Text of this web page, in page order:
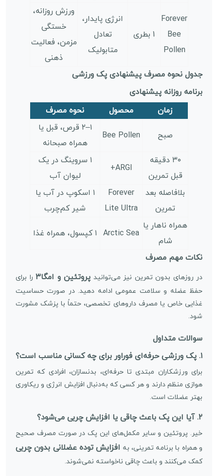
Forever
Bee
Pollen
1 بطری
انرژی پایدار،
تعادل
متابولیک
ورزش روزانه،
خستگی
مزمن، فعالیت
ذهنی
جدول نحوه مصرف پیشنهادی پک ورزشی
برنامه روزانه پیشنهادی
زمان
محصول نحوه مصرف
صبح Bee Pollen
۱–۲ قرص، قبل یا
همراه صبحانه
۳۰ دقیقه
قبل تمرین
ARGI+
۱ سروینگ در یک
لیوان آب
بلافاصله بعد
تمرین
Forever
Lite Ultra
۱ اسکوپ در آب یا
شیر کم‌چرب
همراه ناهار یا
شام
Arctic Sea ۱ کپسول، همراه غذا
نکات مهم مصرف
در روزهای بدون تمرین نیز می‌توانید پروتئین و امگا۳
را برای
حفظ عضله و سلامت عمومی ادامه دهید. در صورت حساسیت
غذایی خاص یا مصرف داروهای تخصصی، حتماً با پزشک مشورت
شود.
سوالات متداول
۱. پک ورزشی حرفه‌ای فوراور برای چه کسانی مناسب است؟
برای ورزشکاران مبتدی تا حرفه‌ای، بدنسازان، افرادی که تمرین
هوازی منظم دارند و هر کسی که به‌دنبال افزایش انرژی و ریکاوری
بهتر عضلات است.
۲. آیا این پک باعث چاقی یا افزایش چربی می‌شود؟
خیر. پروتئین و سایر مکمل‌های این پک در صورت مصرف صحیح
و همراه با برنامه تمرینی، به افزایش توده عضلانی بدون چربی
کمک می‌کنند و باعث چاقی ناخواسته نمی‌شوند.